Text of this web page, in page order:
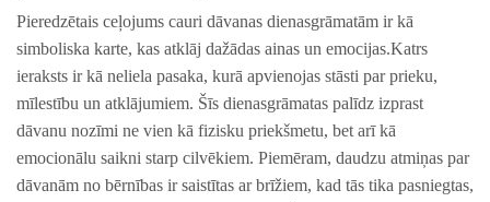
Pieredzētais ceļojums cauri dāvanas dienasgrāmatām ir ‍kā
simboliska karte, kas atklāj ⁤dažādas ainas un emocijas.Katrs
ieraksts​ ir kā ‌neliela pasaka, kurā apvienojas stāsti par prieku,
mīlestību un atklājumiem. Šīs dienasgrāmatas‍ palīdz izprast
dāvanu nozīmi ne vien kā fizisku priekšmetu, bet arī kā
emocionālu saikni starp cilvēkiem. Piemēram, daudzu atmiņas par
dāvanām no bērnības ir saistītas ar brīžiem, kad tās tika pasniegtas,